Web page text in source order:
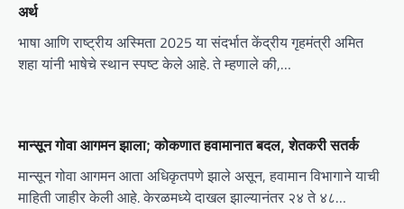
अर्थ
भाषा आणि राष्ट्रीय अस्मिता 2025 या संदर्भात केंद्रीय गृहमंत्री अमित
शहा यांनी भाषेचे स्थान स्पष्ट केले आहे. ते म्हणाले की,…
मान्सून गोवा आगमन झाला; कोकणात हवामानात बदल, शेतकरी सतर्क
मान्सून गोवा आगमन आता अधिकृतपणे झाले असून, हवामान विभागाने याची
माहिती जाहीर केली आहे. केरळमध्ये दाखल झाल्यानंतर २४ ते ४८…